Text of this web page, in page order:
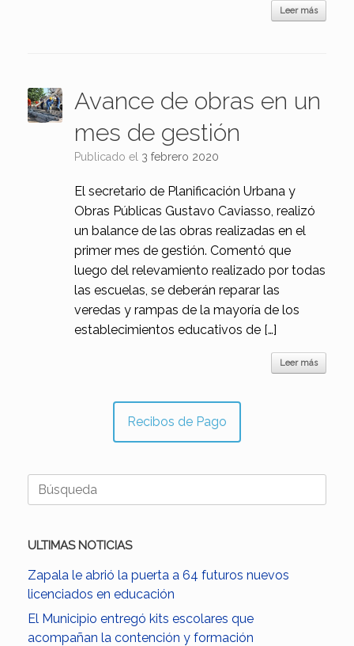
Leer más
Avance de obras en un
mes de gestión
Publicado el 3 febrero 2020
El secretario de Planificación Urbana y
Obras Públicas Gustavo Caviasso, realizó
un balance de las obras realizadas en el
primer mes de gestión. Comentó que
luego del relevamiento realizado por todas
las escuelas, se deberán reparar las
veredas y rampas de la mayoría de los
establecimientos educativos de […]
Leer más
Recibos de Pago
Buscar:
ULTIMAS NOTICIAS
Zapala le abrió la puerta a 64 futuros nuevos
licenciados en educación
El Municipio entregó kits escolares que
acompañan la contención y formación